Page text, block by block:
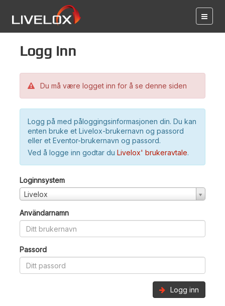
Logg inn
Du må være logget inn for å se denne siden
Logg på med påloggingsinformasjonen din. Du kan
enten bruke et Livelox-brukernavn og passord
eller et Eventor-brukernavn og passord.
Ved å logge inn godtar du Livelox' brukeravtale.
Loginnsystem
Livelox
Användarnamn
Passord
Logg inn